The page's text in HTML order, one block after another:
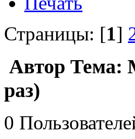
Страницы: [1]
Автор Тема:
раз)
0